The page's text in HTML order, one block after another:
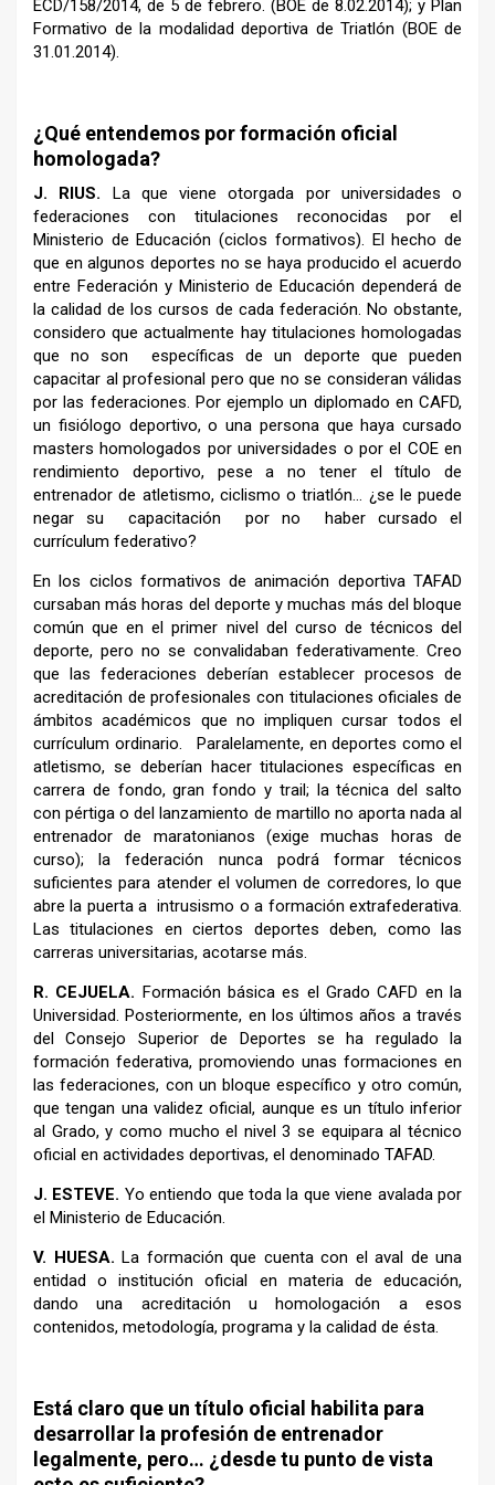
ECD/158/2014, de 5 de febrero. (BOE de 8.02.2014); y Plan
Formativo de la modalidad deportiva de Triatlón (BOE de
31.01.2014).
¿Qué entendemos por formación oficial
homologada?
J. RIUS. La que viene otorgada por universidades o
federaciones con titulaciones reconocidas por el
Ministerio de Educación (ciclos formativos). El hecho de
que en algunos deportes no se haya producido el acuerdo
entre Federación y Ministerio de Educación dependerá de
la calidad de los cursos de cada federación. No obstante,
considero que actualmente hay titulaciones homologadas
que no son específicas de un deporte que pueden
capacitar al profesional pero que no se consideran válidas
por las federaciones. Por ejemplo un diplomado en CAFD,
un fisiólogo deportivo, o una persona que haya cursado
masters homologados por universidades o por el COE en
rendimiento deportivo, pese a no tener el título de
entrenador de atletismo, ciclismo o triatlón… ¿se le puede
negar su capacitación por no haber cursado el
currículum federativo?
En los ciclos formativos de animación deportiva TAFAD
cursaban más horas del deporte y muchas más del bloque
común que en el primer nivel del curso de técnicos del
deporte, pero no se convalidaban federativamente. Creo
que las federaciones deberían establecer procesos de
acreditación de profesionales con titulaciones oficiales de
ámbitos académicos que no impliquen cursar todos el
currículum ordinario. Paralelamente, en deportes como el
atletismo, se deberían hacer titulaciones específicas en
carrera de fondo, gran fondo y trail; la técnica del salto
con pértiga o del lanzamiento de martillo no aporta nada al
entrenador de maratonianos (exige muchas horas de
curso); la federación nunca podrá formar técnicos
suficientes para atender el volumen de corredores, lo que
abre la puerta a intrusismo o a formación extrafederativa.
Las titulaciones en ciertos deportes deben, como las
carreras universitarias, acotarse más.
R. CEJUELA. Formación básica es el Grado CAFD en la
Universidad. Posteriormente, en los últimos años a través
del Consejo Superior de Deportes se ha regulado la
formación federativa, promoviendo unas formaciones en
las federaciones, con un bloque específico y otro común,
que tengan una validez oficial, aunque es un título inferior
al Grado, y como mucho el nivel 3 se equipara al técnico
oficial en actividades deportivas, el denominado TAFAD.
J. ESTEVE. Yo entiendo que toda la que viene avalada por
el Ministerio de Educación.
V. HUESA. La formación que cuenta con el aval de una
entidad o institución oficial en materia de educación,
dando una acreditación u homologación a esos
contenidos, metodología, programa y la calidad de ésta.
Está claro que un título oficial habilita para
desarrollar la profesión de entrenador
legalmente, pero… ¿desde tu punto de vista